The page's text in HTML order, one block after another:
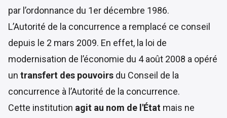
par l’ordonnance du 1er décembre 1986.
L’Autorité de la concurrence a remplacé ce conseil
depuis le 2 mars 2009. En effet, la loi de
modernisation de l’économie du 4 août 2008 a opéré
un transfert des pouvoirs du Conseil de la
concurrence à l’Autorité de la concurrence.
Cette institution agit au nom de l'État mais ne